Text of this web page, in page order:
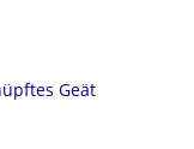
Geät